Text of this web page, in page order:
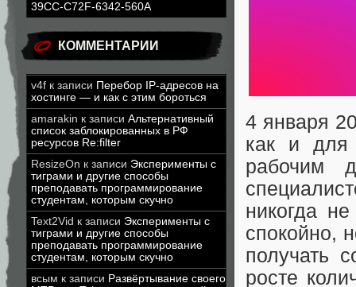
39CC-C72F-6342-560A
КОММЕНТАРИИ
v4f к записи Перебор IP-адресов на
хостинге — и как с этим бороться
amarakin к записи Альтернативный
список заблокированных в РФ
ресурсов Re:filter
ResizeOn к записи Эксперименты с
тиграми и другие способы
преподавать программирование
студентам, которым скучно
Text2Vid к записи Эксперименты с
тиграми и другие способы
преподавать программирование
студентам, которым скучно
всым к записи Развёртывание своего
4 января
как и для
рабочим
никогда
спокойно,
получать
росте